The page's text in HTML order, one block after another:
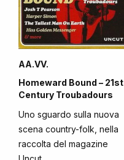
AA.VV.
Homeward Bound – 21st
Century Troubadours
Uno sguardo sulla nuova
scena country-folk, nella
raccolta del magazine